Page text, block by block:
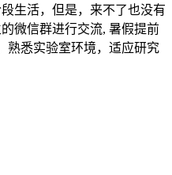
生活，但是，来不了也没有
微信群进行交流, 暑假提前
熟悉实验室环境，适应研究